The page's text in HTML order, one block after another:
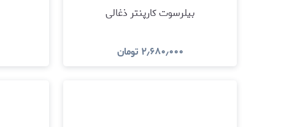
بیلرسوت کارپنتر ذغالی
۲٫۶۸۰٫۰۰۰ تومان